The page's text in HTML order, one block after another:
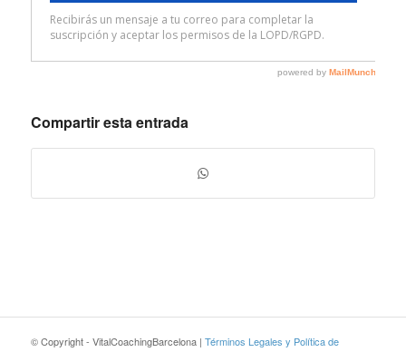
Compartir esta entrada
© Copyright - VitalCoachingBarcelona | Términos Legales y Política de